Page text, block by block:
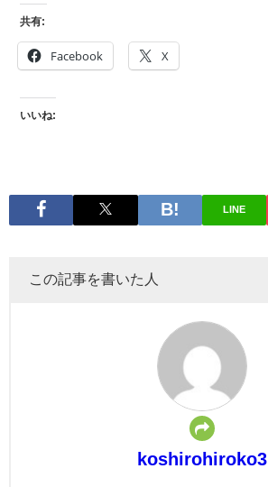
共有:
Facebook X
いいね:
LINE
この記事を書いた人
koshirohiroko3